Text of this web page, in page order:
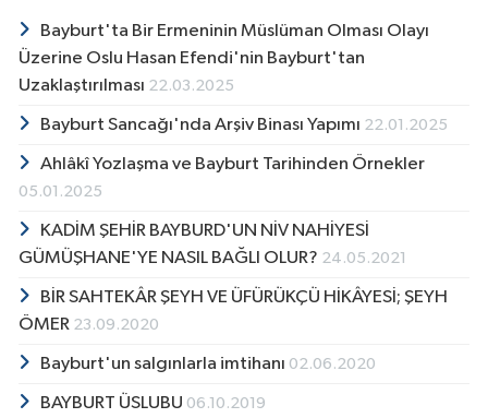
Bayburt'ta Bir Ermeninin Müslüman Olması Olayı
Üzerine Oslu Hasan Efendi'nin Bayburt'tan
Uzaklaştırılması 22.03.2025
Bayburt Sancağı'nda Arşiv Binası Yapımı 22.01.2025
Ahlâkî Yozlaşma ve Bayburt Tarihinden Örnekler
05.01.2025
KADİM ŞEHİR BAYBURD'UN NİV NAHİYESİ
GÜMÜŞHANE'YE NASIL BAĞLI OLUR? 24.05.2021
BİR SAHTEKÂR ŞEYH VE ÜFÜRÜKÇÜ HİKÂYESİ; ŞEYH
ÖMER 23.09.2020
Bayburt'un salgınlarla imtihanı 02.06.2020
BAYBURT ÜSLUBU 06.10.2019